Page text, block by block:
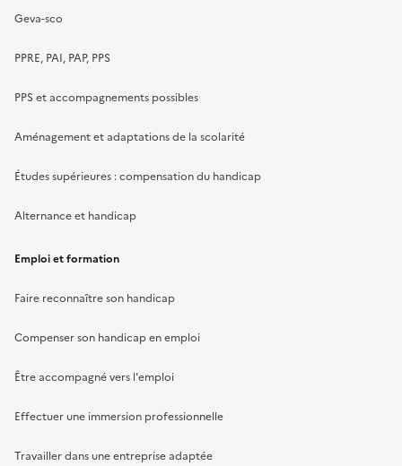
Geva-sco
PPRE, PAI, PAP, PPS
PPS et accompagnements possibles
Aménagement et adaptations de la scolarité
Études supérieures : compensation du handicap
Alternance et handicap
Emploi et formation
Faire reconnaître son handicap
Compenser son handicap en emploi
Être accompagné vers l'emploi
Effectuer une immersion professionnelle
Travailler dans une entreprise adaptée